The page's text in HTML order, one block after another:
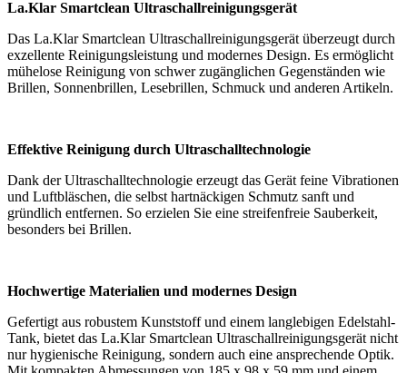
La.Klar Smartclean Ultraschallreinigungsgerät
Das La.Klar Smartclean Ultraschallreinigungsgerät überzeugt durch
exzellente Reinigungsleistung und modernes Design. Es ermöglicht
mühelose Reinigung von schwer zugänglichen Gegenständen wie
Brillen, Sonnenbrillen, Lesebrillen, Schmuck und anderen Artikeln.
Effektive Reinigung durch Ultraschalltechnologie
Dank der Ultraschalltechnologie erzeugt das Gerät feine Vibrationen
und Luftbläschen, die selbst hartnäckigen Schmutz sanft und
gründlich entfernen. So erzielen Sie eine streifenfreie Sauberkeit,
besonders bei Brillen.
Hochwertige Materialien und modernes Design
Gefertigt aus robustem Kunststoff und einem langlebigen Edelstahl-
Tank, bietet das La.Klar Smartclean Ultraschallreinigungsgerät nicht
nur hygienische Reinigung, sondern auch eine ansprechende Optik.